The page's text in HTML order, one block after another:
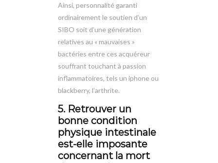
Ainsi, personnalité garanti
ordinairement le soutien d’un
SIBO soit d’une génération
relatives au « mauvaises »
bactéries entre ces acquéreur
souffrant touchant à passion
inflammatoires, tels un iphone ou
blackberry, l’arthrite.
5. Retrouver un
bonne condition
physique intestinale
est-elle imposante
concernant la mort